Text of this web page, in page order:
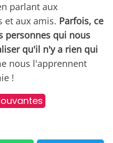
parlant aux
et aux amis. Parfois, ce
personnes qui nous
qu'il n'y a rien qui
nous l'apprennent
!